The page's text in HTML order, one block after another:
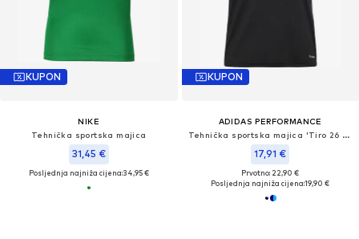
KUPON
NIKE
Tehnička sportska majica
31,45 €
Posljednja najniža cijena:34,95 €
KUPON
ADIDAS PERFORMANCE
Tehnička sportska majica 'Tiro 26 Essentials'
17,91 €
Prvotno: 22,90 €
Posljednja najniža cijena:19,90 €